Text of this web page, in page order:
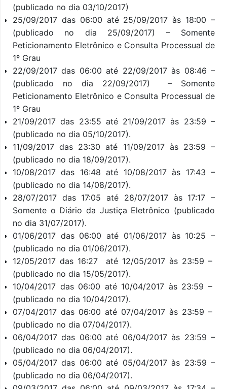
(publicado no dia 03/10/2017)
25/09/2017 das 06:00 até 25/09/2017 às 18:00 –
(publicado no dia 25/09/2017) – Somente
Peticionamento Eletrônico e Consulta Processual de
1º Grau
22/09/2017 das 06:00 até 22/09/2017 às 08:46 –
(publicado no dia 22/09/2017) – Somente
Peticionamento Eletrônico e Consulta Processual de
1º Grau
21/09/2017 das 23:55 até 21/09/2017 às 23:59 –
(publicado no dia 05/10/2017).
11/09/2017 das 23:30 até 11/09/2017 às 23:59 –
(publicado no dia 18/09/2017).
10/08/2017 das 16:48 até 10/08/2017 às 17:43 –
(publicado no dia 14/08/2017).
28/07/2017 das 17:05 até 28/07/2017 às 17:17 –
Somente o Diário da Justiça Eletrônico (publicado
no dia 31/07/2017).
01/06/2017 das 06:00 até 01/06/2017 às 10:25 –
(publicado no dia 01/06/2017).
12/05/2017 das 16:27 até 12/05/2017 às 23:59 –
(publicado no dia 15/05/2017).
10/04/2017 das 06:00 até 10/04/2017 às 23:59 –
(publicado no dia 10/04/2017).
07/04/2017 das 06:00 até 07/04/2017 às 23:59 –
(publicado no dia 07/04/2017).
06/04/2017 das 06:00 até 06/04/2017 às 23:59 –
(publicado no dia 06/04/2017).
05/04/2017 das 06:00 até 05/04/2017 às 23:59 –
(publicado no dia 06/04/2017).